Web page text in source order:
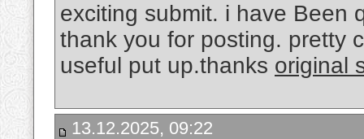
exciting submit. i have Been
thank you for posting. pretty
useful put up.thanks original
13.12.2025, 09:22